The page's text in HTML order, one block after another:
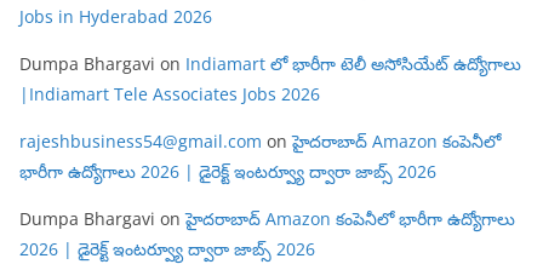
Jobs in Hyderabad 2026
Dumpa Bhargavi on Indiamart లో భారీగా టెలీ అసోసియేట్ ఉద్యోగాలు
|Indiamart Tele Associates Jobs 2026
rajeshbusiness54@gmail.com onహైదరాబాద్ Amazon కంపెనీలో
భారీగా ఉద్యోగాలు 2026 | డైరెక్ట్ ఇంటర్వ్యూ ద్వారా జాబ్స్ 2026
Dumpa Bhargavi onహైదరాబాద్ Amazon కంపెనీలో భారీగా ఉద్యోగాలు
2026 | డైరెక్ట్ ఇంటర్వ్యూ ద్వారా జాబ్స్ 2026